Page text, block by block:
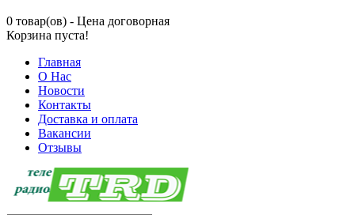
0 товар(ов) - Цена договорная
Корзина пуста!
Главная
О Нас
Новости
Контакты
Доставка и оплата
Вакансии
Отзывы